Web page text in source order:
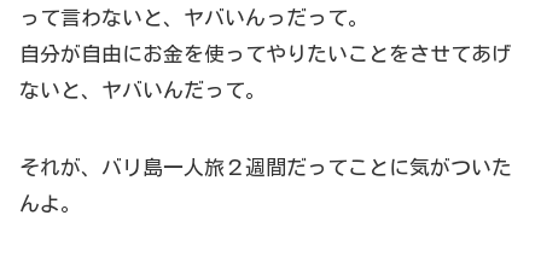
って言わないと、ヤバいんっだって。
自分が自由にお金を使ってやりたいことをさせてあげ
ないと、ヤバいんだって。
それが、バリ島一人旅２週間だってことに気がついた
んよ。